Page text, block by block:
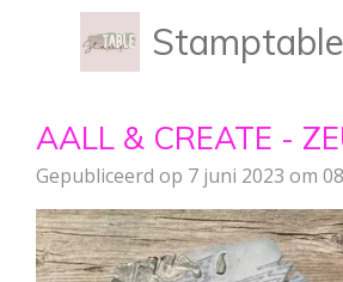
hoofdinhoud
AALL & CREATE -
Gepubliceerd op 7 juni 2023 om